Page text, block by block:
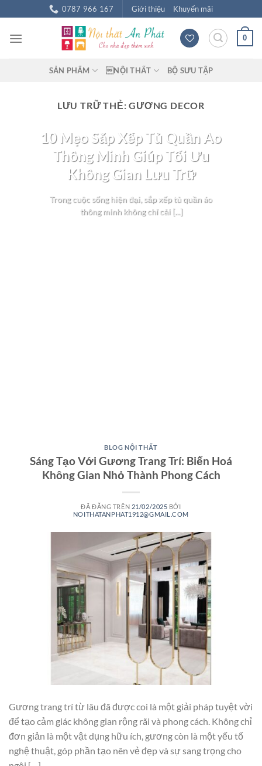
đến
nội
0787 966 167 Giới thiệu Khuyến mãi
0
SẢN PHẨM NỘI THẤT BỘ SƯU TẬP
LƯU TRỮ THẺ:GƯƠNG DECOR
10 Mẹo Sắp Xếp Tủ Quần Áo
Thông Minh Giúp Tối Ưu
Không Gian Lưu Trữ
Trong cuộc sống hiện đại, sắp xếp tủ quần áo
thông minh không chỉ cải [...]
BLOG NỘI THẤT
Sáng Tạo Với Gương Trang Trí: Biến Hoá
Không Gian Nhỏ Thành Phong Cách
ĐÃ ĐĂNG TRÊN 21/02/2025 BỞI
NOITHATANPHAT1912@GMAIL.COM
Gương trang trí từ lâu đã được coi là một giải pháp tuyệt vời
để tạo cảm giác không gian rộng rãi và phong cách. Không chỉ
đơn giản là một vật dụng hữu ích, gương còn là một yếu tố
nghệ thuật, góp phần tạo nên vẻ đẹp và sự sang trọng cho